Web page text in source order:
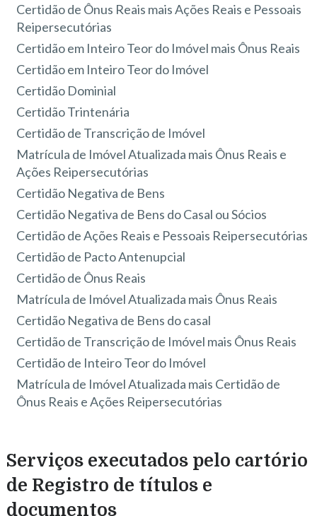
Certidão de Ônus Reais mais Ações Reais e Pessoais
Reipersecutórias
Certidão em Inteiro Teor do Imóvel mais Ônus Reais
Certidão em Inteiro Teor do Imóvel
Certidão Dominial
Certidão Trintenária
Certidão de Transcrição de Imóvel
Matrícula de Imóvel Atualizada mais Ônus Reais e
Ações Reipersecutórias
Certidão Negativa de Bens
Certidão Negativa de Bens do Casal ou Sócios
Certidão de Ações Reais e Pessoais Reipersecutórias
Certidão de Pacto Antenupcial
Certidão de Ônus Reais
Matrícula de Imóvel Atualizada mais Ônus Reais
Certidão Negativa de Bens do casal
Certidão de Transcrição de Imóvel mais Ônus Reais
Certidão de Inteiro Teor do Imóvel
Matrícula de Imóvel Atualizada mais Certidão de
Ônus Reais e Ações Reipersecutórias
Serviços executados pelo cartório
de Registro de títulos e
documentos